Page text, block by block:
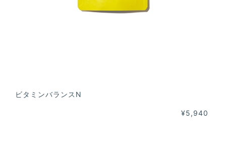
ビタミンバランスN
¥5,940